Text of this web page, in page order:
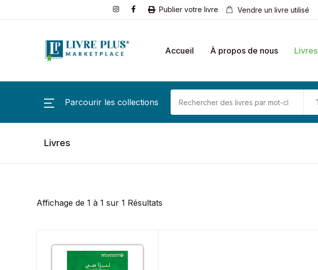
Publier votre livre Vendre un livre utilisé
Accueil À propos de nous Livres
Parcourir les collections
Livres
Affichage de 1 à 1 sur 1 Résultats